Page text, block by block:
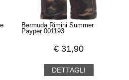
Bermuda Rimini Summer
Payper 001193
€ 31,90
DETTAGLI